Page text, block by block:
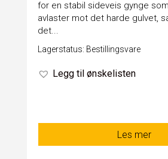
for en stabil sideveis gynge
avlaster mot det harde gulvet,
det...
Lagerstatus: Bestillingsvare
Legg til ønskelisten
Les mer